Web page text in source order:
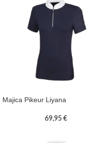
Majica Pikeur Liyana
69,95 €